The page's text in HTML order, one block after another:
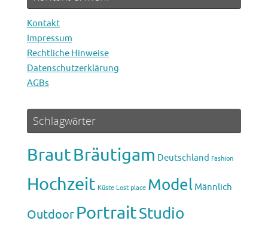
1. August 2018
Kontakt
Impressum
Rechtliche Hinweise
Datenschutzerklärung
AGBs
Schlagwörter
BrautBräutigam Deutschland Fashion
Hochzeit Küste Lost place Model Männlich
Outdoor PortraitStudio